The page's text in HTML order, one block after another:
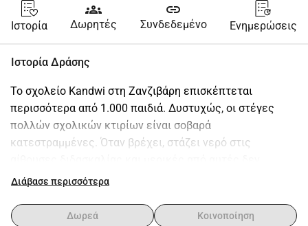
Ιστορία
groups
Δωρητές
link
Συνδεδεμένο Ενημερώσεις
Ιστορία Δράσης
Το σχολείο Kandwi στη Ζανζιβάρη επισκέπτεται
περισσότερα από 1.000 παιδιά. Δυστυχώς, οι στέγες
πολλών σχολικών κτιρίων είναι σοβαρά
κατεστραμμένες. Όταν βρέχει, στάζει νερό στις
μπορούν να χρησιμοποιηθούν.Πρώην εθελοντές έχουν
βελτιώνοντας σημαντικά την καθημερινότητα στο
Διάβασε περισσότερα
Δωρεά Κοινοποίηση